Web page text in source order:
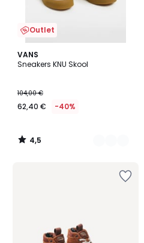
Outlet
VANS
Sneakers KNU Skool
104,00 €
62,40 € -40%
4,5
/ 5
2
Colori
4,5
/